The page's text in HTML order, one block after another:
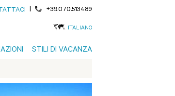
| +39.070.513489
ITALIANO
STILI DI VACANZA